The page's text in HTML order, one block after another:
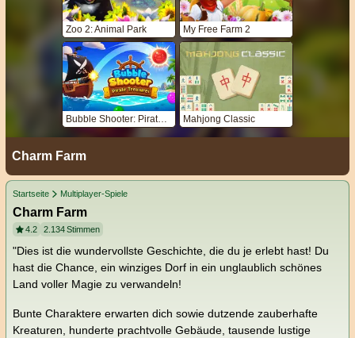
Zoo 2: Animal Park My Free Farm 2
Bubble Shooter: Pirate Treasures Mahjong Classic
Charm Farm
Startseite Multiplayer-Spiele
Charm Farm
4.2 2.134Stimmen
"Dies ist die wundervollste Geschichte, die du je erlebt hast! Du
hast die Chance, ein winziges Dorf in ein unglaublich schönes
Land voller Magie zu verwandeln!
Bunte Charaktere erwarten dich sowie dutzende zauberhafte
Kreaturen, hunderte prachtvolle Gebäude, tausende lustige